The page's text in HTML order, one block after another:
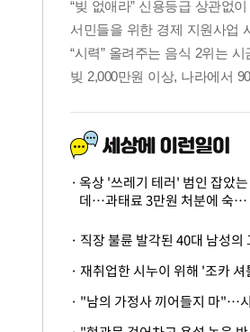
옥상 '쓰레기 테러' 범인 잡았는
데…과태료 3만원 처분에 숙박업